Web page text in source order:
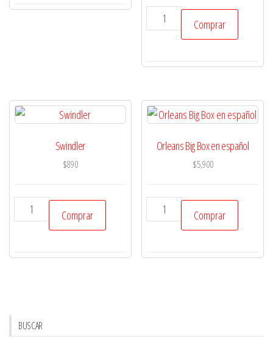
español
Mundo
Fate
Time
-
en
aventura
Fate
cantidad
Comprar
Swindler
$890
Swindler
cantidadComprar
Orleans Big Box en español
$5,900
Orleans
Big
en
Comprar
BUSCAR